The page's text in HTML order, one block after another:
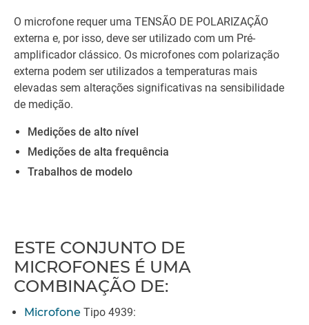
O microfone requer uma TENSÃO DE POLARIZAÇÃO
externa e, por isso, deve ser utilizado com um Pré-
amplificador clássico. Os microfones com polarização
externa podem ser utilizados a temperaturas mais
elevadas sem alterações significativas na sensibilidade
de medição.
Medições de alto nível
Medições de alta frequência
Trabalhos de modelo
ESTE CONJUNTO DE
MICROFONES É UMA
COMBINAÇÃO DE:
Microfone Tipo 4939: